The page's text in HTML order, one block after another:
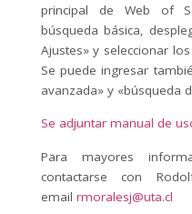
principal de Web of
búsqueda básica,
Ajustes» y seleccionar
Se puede ingresar
avanzada» y «búsqueda
Se adjuntar manual de
Para mayores
contactarse con
email rmoralesj@uta.cl